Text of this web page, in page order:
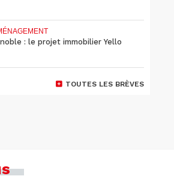
: le projet immobilier Yello
TOUTES LES BRÈVES